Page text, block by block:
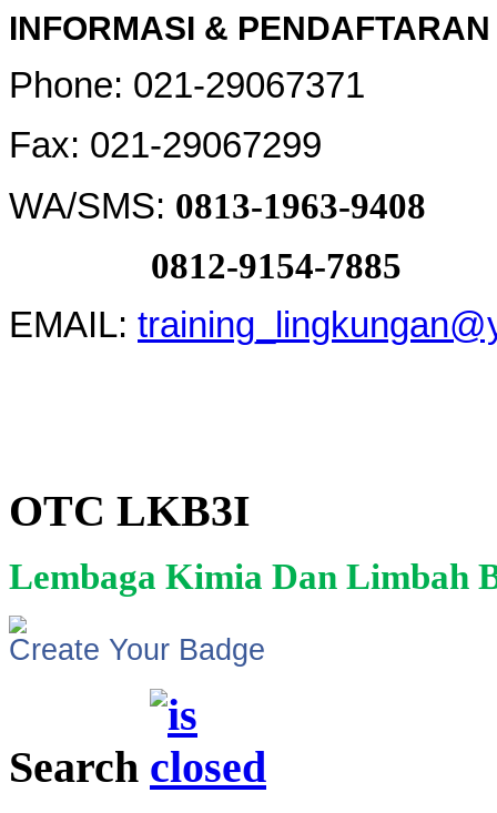
INFORMASI &
Phone: 021-29067371
Fax: 021-29067299
WA/SMS: 0813-1963-9408
0812-9154-7885
EMAIL:
OTC LKB3I
Lembaga Kimia Dan Limbah
Create Your Badge
Search